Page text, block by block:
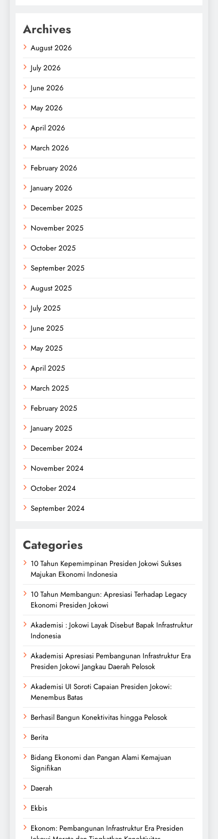
Archives
August 2026
July 2026
June 2026
May 2026
April 2026
March 2026
February 2026
January 2026
December 2025
November 2025
October 2025
September 2025
August 2025
July 2025
June 2025
May 2025
April 2025
March 2025
February 2025
January 2025
December 2024
November 2024
October 2024
September 2024
Categories
10 Tahun Kepemimpinan Presiden Jokowi Sukses
Majukan Ekonomi Indonesia
10 Tahun Membangun: Apresiasi Terhadap Legacy
Ekonomi Presiden Jokowi
Akademisi : Jokowi Layak Disebut Bapak Infrastruktur
Indonesia
Akademisi Apresiasi Pembangunan Infrastruktur Era
Presiden Jokowi Jangkau Daerah Pelosok
Akademisi UI Soroti Capaian Presiden Jokowi:
Menembus Batas
Berhasil Bangun Konektivitas hingga Pelosok
Berita
Bidang Ekonomi dan Pangan Alami Kemajuan
Signifikan
Daerah
Ekbis
Ekonom: Pembangunan Infrastruktur Era Presiden